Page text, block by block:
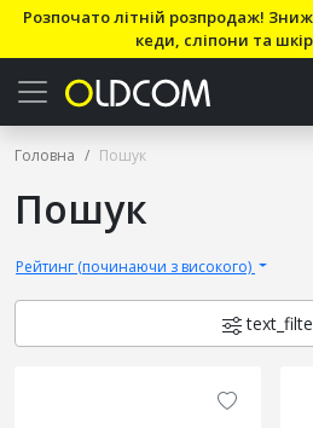
Розпочато літній розпродаж!
кеди, сліпони та
Головна Пошук
Пошук
Рейтинг (починаючи з високого)